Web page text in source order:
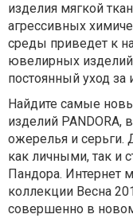
изделия мягкой
агрессивных
среды приведет к
ювелирных
постоянный уход за
Найдите самые
изделий
ожерелья и серьги.
как личными, так и
Пандора. Интернет
коллекции Весна
совершенно в